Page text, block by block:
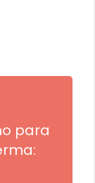
para